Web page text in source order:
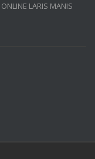
LARIS MANIS